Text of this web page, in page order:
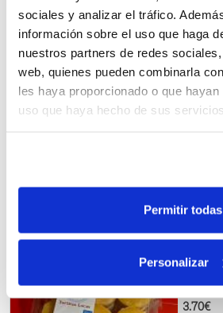
sociales y analizar el tráfico.
información sobre el uso que haga
nuestros partners de redes
web, quienes pueden combinarla
les haya proporcionado o que
uso que haya hecho de sus servicios.
Permitir todas
Personalizar
Tarta
Tortitas
3.70€